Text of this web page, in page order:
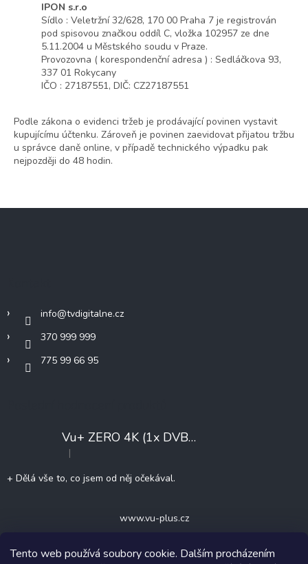
Tento web používá soubory cookie. Dalším procházením
IPON s.r.o
Sídlo : Veletržní 32/628, 170 00 Praha 7 je registrován
pod spisovou značkou oddíl C, vložka 102957 ze dne
5.11.2004 u Městského soudu v Praze.
Provozovna ( korespondenční adresa ) : Sedláčkova 93,
337 01 Rokycany
IČO : 27187551, DIČ: CZ27187551
Podle zákona o evidenci tržeb je prodávající povinen vystavit
kupujícímu účtenku. Zároveň je povinen zaevidovat přijatou tržbu
u správce daně online, v případě technického výpadku pak
nejpozději do 48 hodin.
info@tvdigitalne.cz
370 999 999
775 99 66 95
Vu+ ZERO 4K (1x DVB-T2/C)
Hodnocení produktu je 5 z 5 hvězdiček.
|
+ Dělá vše to, co jsem od něj očekával.
www.vu-plus.cz